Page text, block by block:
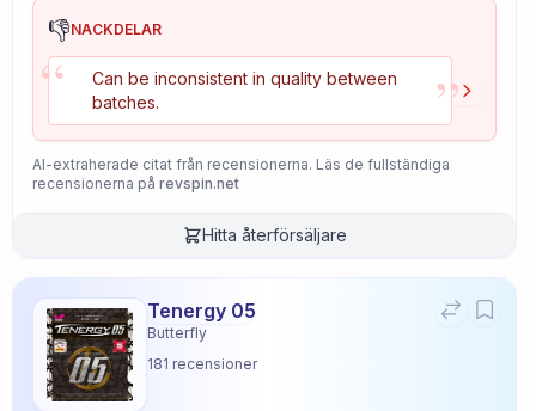
👎NACKDELAR
“
Can be inconsistent in quality between
batches.
”
AI-extraherade citat från recensionerna. Läs de fullständiga
recensionerna på revspin.net
Hitta återförsäljare
Tenergy 05
Butterfly
181 recensioner